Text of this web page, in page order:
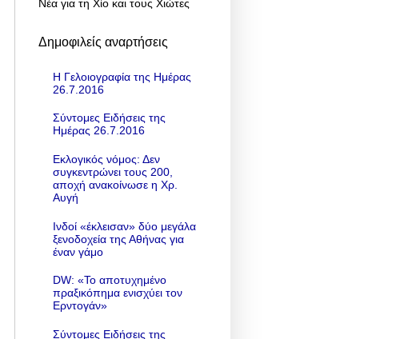
Νέα για τη Χίο και τους Χιώτες
Δημοφιλείς αναρτήσεις
Η Γελοιογραφία της Ημέρας
26.7.2016
Σύντομες Ειδήσεις της
Ημέρας 26.7.2016
Εκλογικός νόμος: Δεν
συγκεντρώνει τους 200,
αποχή ανακοίνωσε η Χρ.
Αυγή
Ινδοί «έκλεισαν» δύο μεγάλα
ξενοδοχεία της Αθήνας για
έναν γάμο
DW: «To αποτυχημένο
πραξικόπημα ενισχύει τον
Ερντογάν»
Σύντομες Ειδήσεις της